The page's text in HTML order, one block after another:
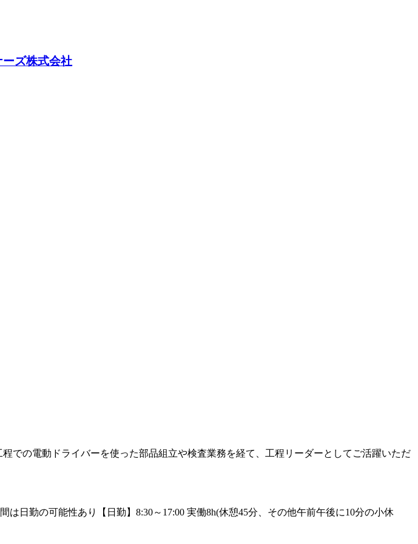
ズ株式会社
での電動ドライバーを使った部品組立や検査業務を経て、工程リーダーとしてご活躍いただ
は日勤の可能性あり【日勤】8:30～17:00 実働8h(休憩45分、その他午前午後に10分の小休